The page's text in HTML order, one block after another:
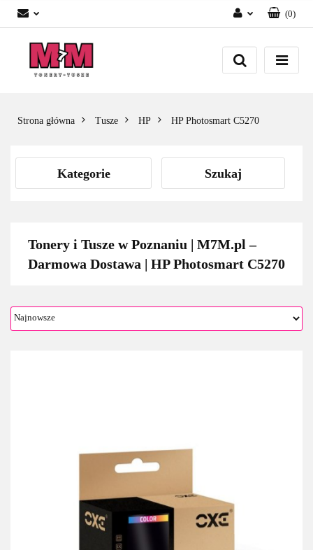
Zaloguj się
Załóż konto
(0)
Strona główna Tusze HP HP Photosmart C5270
Kategorie Szukaj
Tonery i Tusze w Poznaniu | M7M.pl –
Darmowa Dostawa | HP Photosmart C5270